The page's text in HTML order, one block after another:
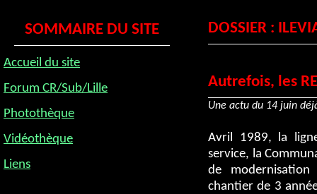
SOMMAIRE DU SITE
Accueil du site
Forum CR/Sub/Lille
Photothèque
Vidéothèque
Liens
DOSSIER :
Autrefois, les
Une actu du 14 juin
Avril 1989, la
service, la
de
chantier de 3